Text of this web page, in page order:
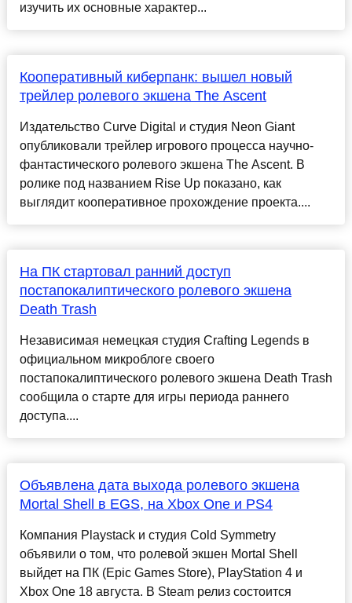
изучить их основные характер...
Кооперативный киберпанк: вышел новый
трейлер ролевого экшена The Ascent
Издательство Curve Digital и студия Neon Giant
опубликовали трейлер игрового процесса научно-
фантастического ролевого экшена The Ascent. В
ролике под названием Rise Up показано, как
выглядит кооперативное прохождение проекта....
На ПК стартовал ранний доступ
постапокалиптического ролевого экшена
Death Trash
Независимая немецкая студия Crafting Legends в
официальном микроблоге своего
постапокалиптического ролевого экшена Death Trash
сообщила о старте для игры периода раннего
доступа....
Объявлена дата выхода ролевого экшена
Mortal Shell в EGS, на Xbox One и PS4
Компания Playstack и студия Cold Symmetry
объявили о том, что ролевой экшен Mortal Shell
выйдет на ПК (Epic Games Store), PlayStation 4 и
Xbox One 18 августа. В Steam релиз состоится